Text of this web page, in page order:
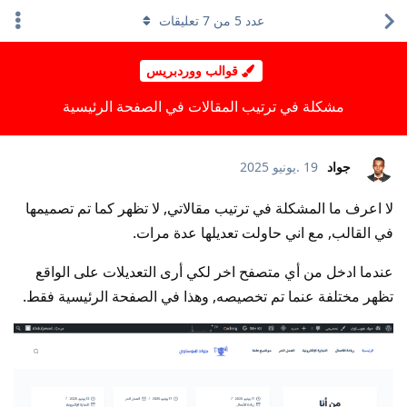
قوالب ووردبريس
مشكلة في ترتيب المقالات في الصفحة الرئيسية
عدد 5 من 7 تعليقات
جواد 19 .يونيو 2025
لا اعرف ما المشكلة في ترتيب مقالاتي, لا تظهر كما تم تصميمها
في القالب, مع اني حاولت تعديلها عدة مرات.
عندما ادخل من أي متصفح اخر لكي أرى التعديلات على الواقع
تظهر مختلفة عنما تم تخصيصه, وهذا في الصفحة الرئيسية فقط.